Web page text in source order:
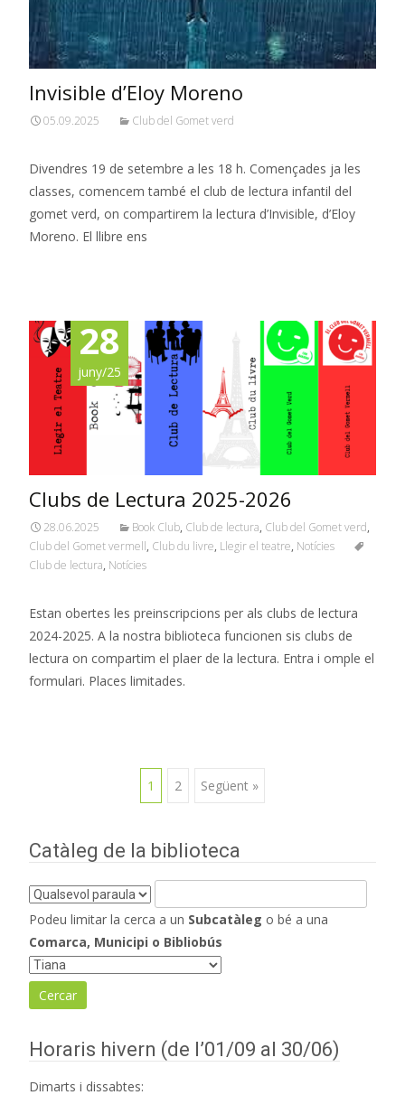
Invisible d’Eloy Moreno
05.09.2025 Club del Gomet verd
Divendres 19 de setembre a les 18 h. Començades ja les
classes, comencem també el club de lectura infantil del
gomet verd, on compartirem la lectura d’Invisible, d’Eloy
Moreno. El llibre ens
28
juny/25
Clubs de Lectura 2025-2026
28.06.2025 Book Club, Club de lectura, Club del Gomet verd,
Club del Gomet vermell, Club du livre, Llegir el teatre, Notícies
Club de lectura, Notícies
Estan obertes les preinscripcions per als clubs de lectura
2024-2025. A la nostra biblioteca funcionen sis clubs de
lectura on compartim el plaer de la lectura. Entra i omple el
formulari. Places limitades.
Navegació
d'entrades
1 2 Següent »
Catàleg de la biblioteca
Podeu limitar la cerca a un Subcatàleg o bé a una
Comarca, Municipi o Bibliobús
Horaris hivern (de l’01/09 al 30/06)
Dimarts i dissabtes: